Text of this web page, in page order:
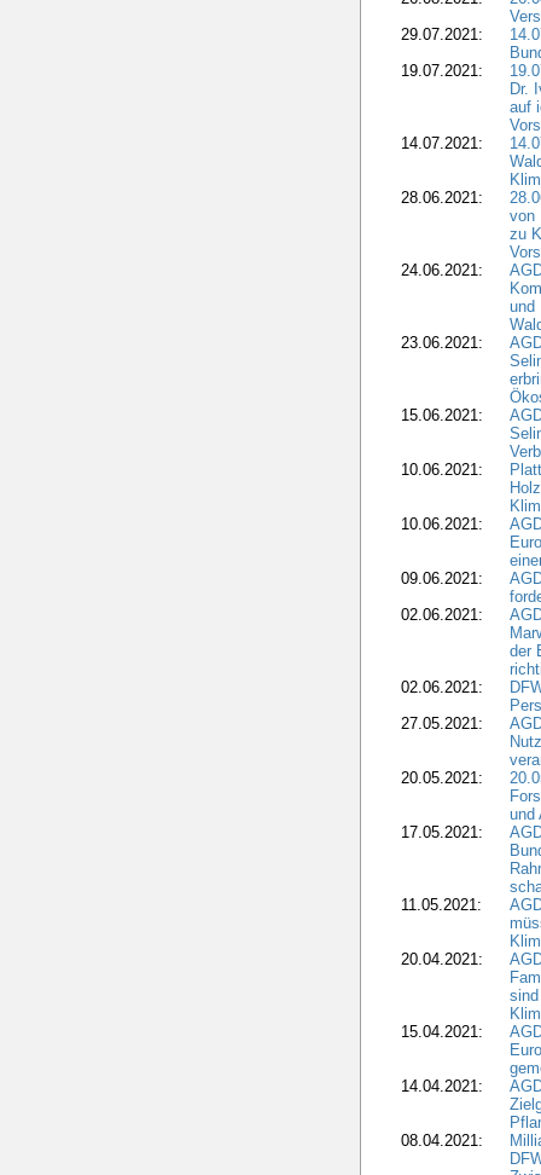
29.07.2021:
19.07.2021:
Dr.
auf
14.07.2021:
28.06.2021:
von
zu
24.06.2021:
und
23.06.2021:
15.06.2021:
10.06.2021:
10.06.2021:
09.06.2021:
02.06.2021:
der
02.06.2021:
27.05.2021:
20.05.2021:
und
17.05.2021:
11.05.2021:
20.04.2021:
15.04.2021:
14.04.2021:
08.04.2021: